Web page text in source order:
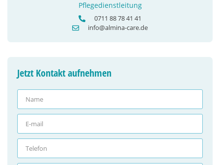
Pflegedienstleitung
0711 88 78 41 41
info@almina-care.de
Jetzt Kontakt aufnehmen